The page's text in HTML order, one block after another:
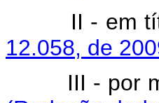
II -
12.058, de
III -